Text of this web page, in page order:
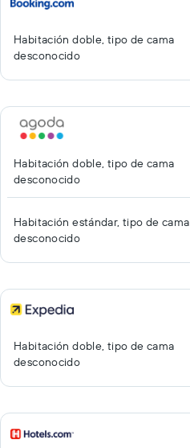
Habitación doble, tipo de cama
desconocido
Habitación doble, tipo de cama
desconocido
Habitación estándar, tipo de cama
desconocido
Habitación doble, tipo de cama
desconocido